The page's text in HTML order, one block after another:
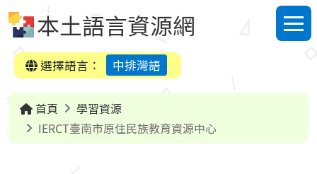
本土語言資源網
選單
選擇語言：
中排灣語
首頁
學習資源
IERCT臺南市原住民族教育資源中心